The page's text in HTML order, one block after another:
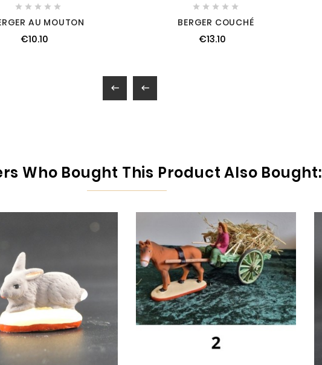
    
AU MOUTON
€10.10
    
BERGER COUCHÉ
€13.10
 
Who Bought This Product Also Bought: